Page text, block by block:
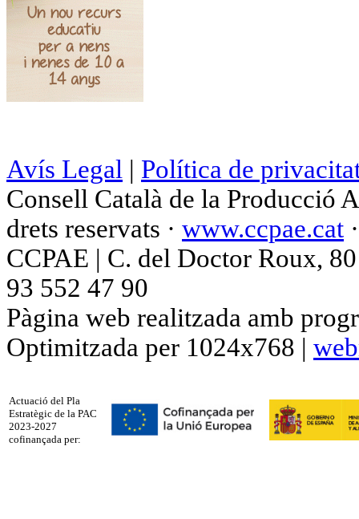
Avís Legal | Política de
Consell Català de la Producció
drets reservats · www.ccpae.cat
CCPAE | C. del Doctor Roux,
93 552 47 90
Pàgina web realitzada amb
Optimitzada per 1024x768 |
Actuació del Pla
Estratègic de la PAC
2023-2027
cofinançada per: